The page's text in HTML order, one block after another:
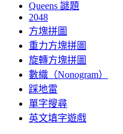
Queens 謎題
2048
方塊拼圖
重力方塊拼圖
旋轉方塊拼圖
數織（Nonogram）
踩地雷
單字搜尋
英文填字遊戲